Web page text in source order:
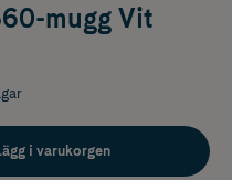
mugg Vit
i varukorgen